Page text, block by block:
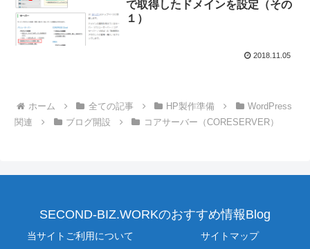
で取得したドメインを設定（その
１）
2018.11.05
ホーム 全ての記事 HP製作準備
WordPress
関連
ブログ開設 コアサーバー（CORESERVER）
SECOND-BIZ.WORKのおすすめ情報Blog
当サイトご利用について サイトマップ